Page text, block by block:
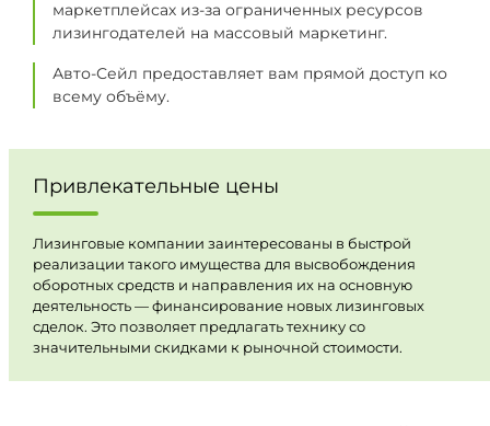
маркетплейсах из-за ограниченных ресурсов
лизингодателей на массовый маркетинг.
Авто-Сейл предоставляет вам прямой доступ ко
всему объёму.
Привлекательные цены
Лизинговые компании заинтересованы в быстрой
реализации такого имущества для высвобождения
оборотных средств и направления их на основную
деятельность — финансирование новых лизинговых
сделок. Это позволяет предлагать технику со
значительными скидками к рыночной стоимости.